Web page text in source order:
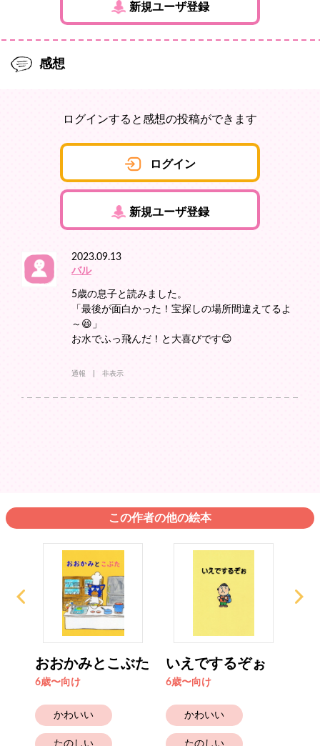
新規ユーザ登録
感想
ログインすると感想の投稿ができます
ログイン
新規ユーザ登録
2023.09.13
バル
5歳の息子と読みました。
「最後が面白かった！宝探しの場所間違えてるよ
～😆」
お水でふっ飛んだ！と大喜びです😊
通報 非表示
この作者の他の絵本
おおかみとこぶた
6歳〜向け
かわいい
たのしい
いえでするぞぉ
6歳〜向け
かわいい
たのしい